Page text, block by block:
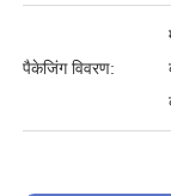
पैकेजिंग विवरण: